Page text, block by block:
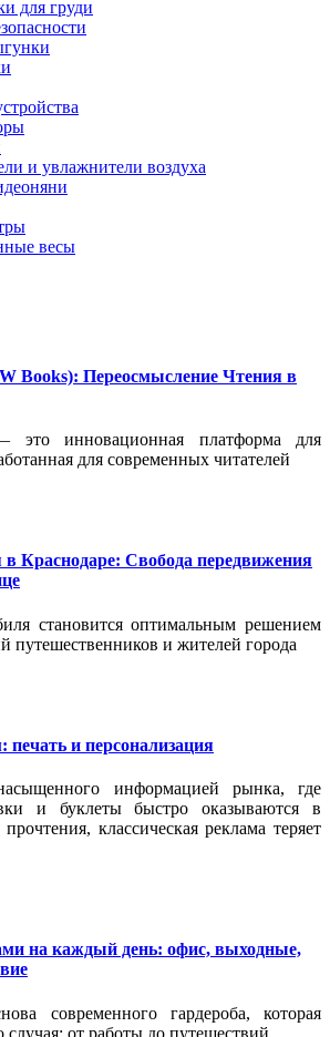
для груди
и увлажнители воздуха
весы
Books): Переосмысление Чтения в
инновационная платформа для
для современных читателей
Краснодаре: Свобода передвижения
становится оптимальным решением
путешественников и жителей города
и персонализация
информацией рынка, где
и буклеты быстро оказываются в
классическая реклама теряет
на каждый день: офис, выходные,
современного гардероба, которая
от работы до путешествий